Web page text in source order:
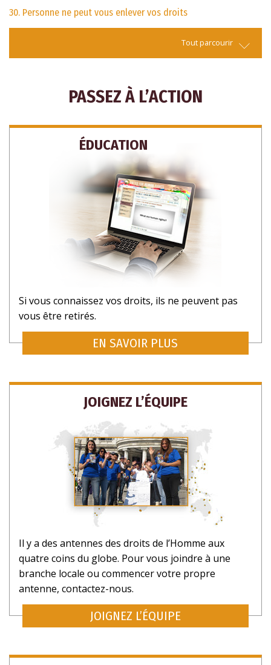
30. Personne ne peut vous enlever vos droits
Tout parcourir
PASSEZ À L’ACTION
ÉDUCATION
Si vous connaissez vos droits, ils ne peuvent pas
vous être retirés.
EN SAVOIR PLUS
JOIGNEZ L’ÉQUIPE
Il y a des antennes des droits de l’Homme aux
quatre coins du globe. Pour vous joindre à une
branche locale ou commencer votre propre
antenne, contactez-nous.
JOIGNEZ L’ÉQUIPE